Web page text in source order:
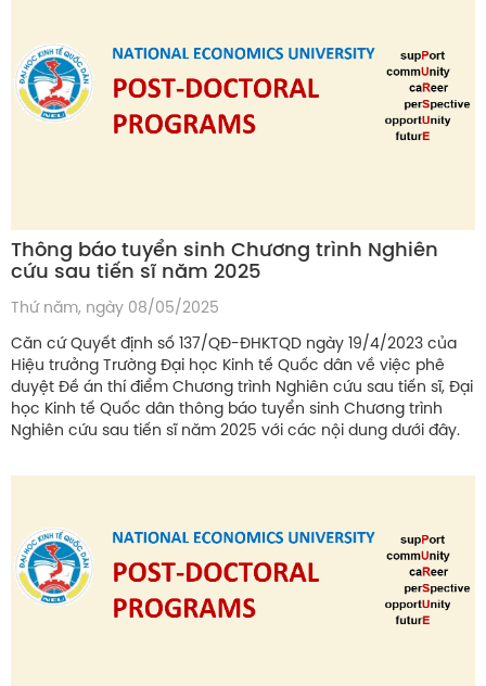
Thông báo tuyển sinh Chương trình Nghiên
cứu sau tiến sĩ năm 2025
Thứ năm, ngày 08/05/2025
Căn cứ Quyết định số 137/QĐ-ĐHKTQD ngày 19/4/2023 của
Hiệu trưởng Trường Đại học Kinh tế Quốc dân về việc phê
duyệt Đề án thí điểm Chương trình Nghiên cứu sau tiến sĩ, Đại
học Kinh tế Quốc dân thông báo tuyển sinh Chương trình
Nghiên cứu sau tiến sĩ năm 2025 với các nội dung dưới đây.